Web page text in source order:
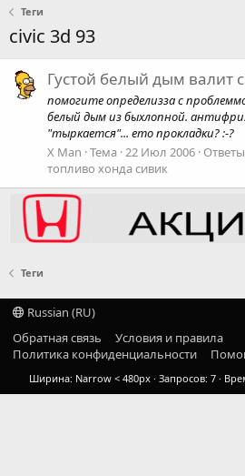
Теги
civiс 3d 93
Густой белый дым валит
помогите определизза с
белый дым из быхлопной.
"тыркается"... ето прокладки? :-?
X Man Тема 22 Июл 2006
топливо хонда сивик
Теги
Russian (RU)
Обратная связь
Условия и правила
Политика конфиденциальности
Ширина Запросов 7